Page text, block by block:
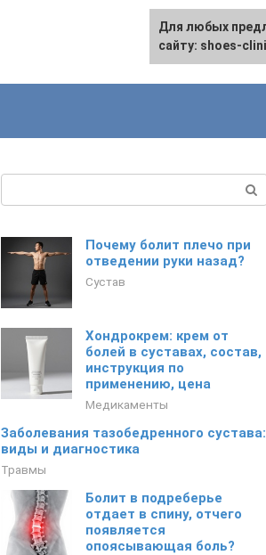
Почему болит плечо при
отведении руки назад?
Сустав
Хондрокрем: крем от
болей в суставах, состав,
инструкция по
применению, цена
Медикаменты
Заболевания тазобедренного сустава:
виды и диагностика
Травмы
Болит в подреберье
отдает в спину, отчего
появляется
опоясывающая боль?
Для любых
сайту: shoes-